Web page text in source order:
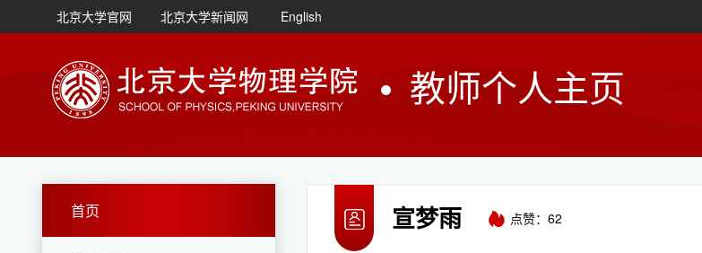
北京大学官网 北京大学新闻网 English
教师个人主页
首页 宣梦雨 点赞： 62